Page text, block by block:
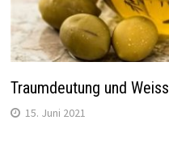
Traumdeutung und
15. Juni 2021